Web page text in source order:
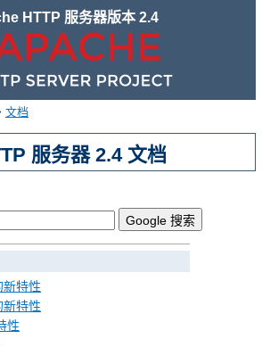
HTTP 服务器版本 2.4
文档
服务器 2.4 文档
特性
特性
性